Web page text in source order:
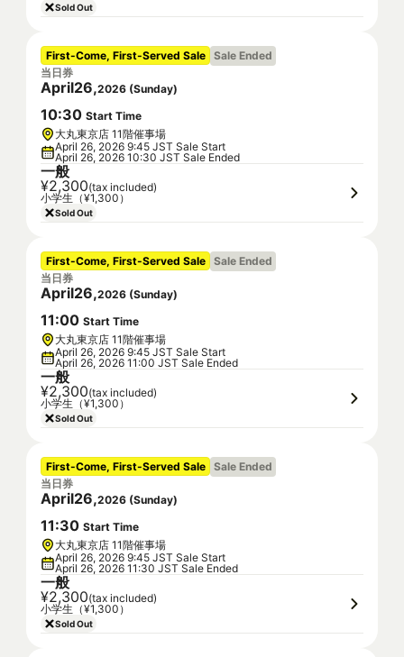
Sold Out
First-Come, First-Served Sale Sale Ended
当日券
April26,2026 (Sunday)
10:30 Start Time
大丸東京店 11階催事場
April 26, 2026 9:45 JST Sale Start
April 26, 2026 10:30 JST Sale Ended
一般
¥2,300(tax included)
小学生（¥1,300）
Sold Out
First-Come, First-Served Sale Sale Ended
当日券
April26,2026 (Sunday)
11:00 Start Time
大丸東京店 11階催事場
April 26, 2026 9:45 JST Sale Start
April 26, 2026 11:00 JST Sale Ended
一般
¥2,300(tax included)
小学生（¥1,300）
Sold Out
First-Come, First-Served Sale Sale Ended
当日券
April26,2026 (Sunday)
11:30 Start Time
大丸東京店 11階催事場
April 26, 2026 9:45 JST Sale Start
April 26, 2026 11:30 JST Sale Ended
一般
¥2,300(tax included)
小学生（¥1,300）
Sold Out